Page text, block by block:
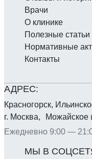
Красногорск,
г. Москва, Можайское
Ежедневно 9:00 —
Врачи
О клинике
Полезные статьи
Нормативные
Контакты